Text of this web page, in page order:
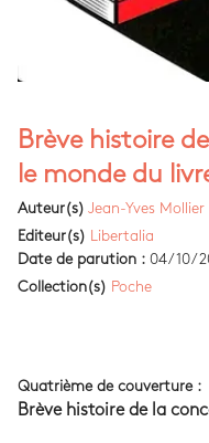
Brève histoire
le monde du
Auteur(s) Jean-Yves Mollier
Editeur(s)
Libertalia
Date de parution : 04/10/
Collection(s) Poche
Quatrième de couverture :
Brève histoire de la